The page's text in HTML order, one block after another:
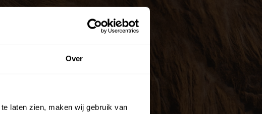
Over
laten zien, maken wij gebruik van